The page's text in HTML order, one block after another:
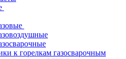
к горелкам газосварочным